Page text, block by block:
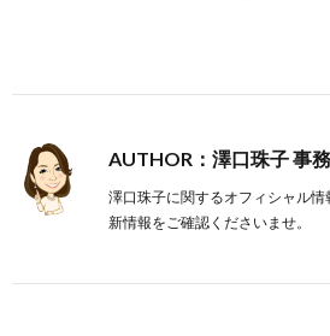
AUTHOR：澤口珠子 事
澤口珠子に関するオフィシャル
新情報をご確認くださいませ。